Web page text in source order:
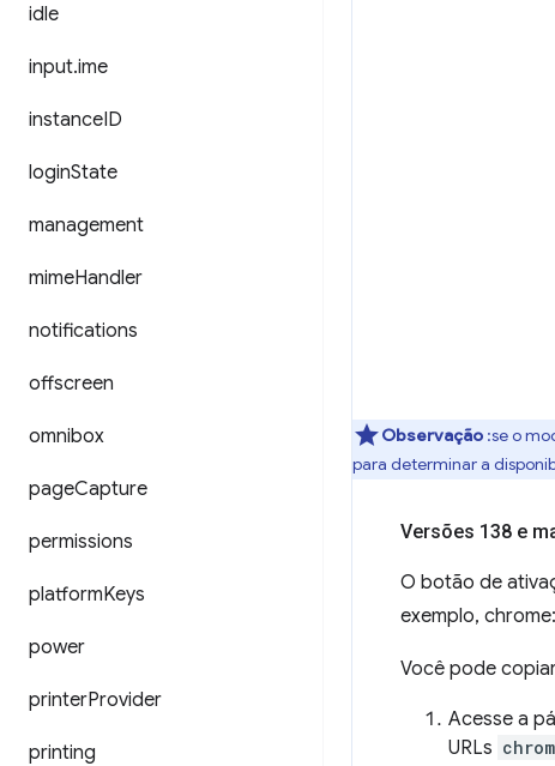
idle
input.ime
instanceID
loginState
management
mimeHandler
notifications
offscreen
omnibox
pageCapture
permissions
platformKeys
power
printerProvider
printing
Observação :se o
para determinar a
Versões 138 e
O botão de
exemplo,
Você pode
Acesse a
URLs